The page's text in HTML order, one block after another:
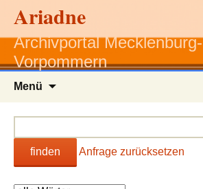
Ariadne
Archivportal Mecklenburg-
Vorpommern
Menü
finden Anfrage zurücksetzen